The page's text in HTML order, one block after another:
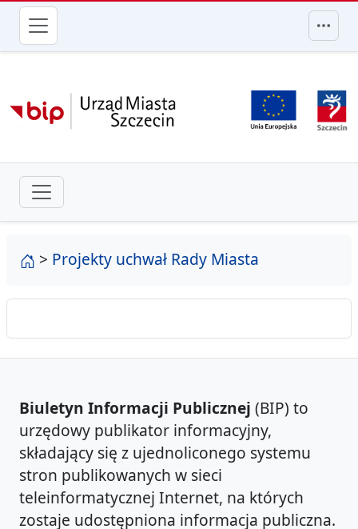
przejdź do głównego menu
strona główna
> Projekty uchwał Rady Miasta
Biuletyn Informacji Publicznej (BIP) to
urzędowy publikator informacyjny,
składający się z ujednoliconego systemu
stron publikowanych w sieci
teleinformatycznej Internet, na których
zostaje udostępniona informacja publiczna.